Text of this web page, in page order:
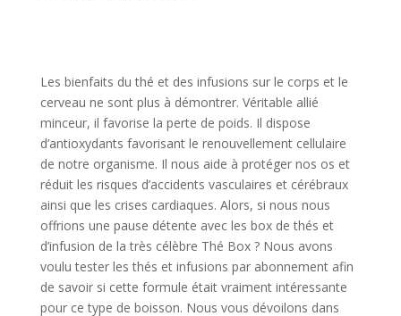
Les bienfaits du thé et des infusions sur le corps et le
cerveau ne sont plus à démontrer. Véritable allié
minceur, il favorise la perte de poids. Il dispose
d’antioxydants favorisant le renouvellement cellulaire
de notre organisme. Il nous aide à protéger nos os et
réduit les risques d’accidents vasculaires et cérébraux
ainsi que les crises cardiaques. Alors, si nous nous
offrions une pause détente avec les box de thés et
d’infusion de la très célèbre Thé Box ? Nous avons
voulu tester les thés et infusions par abonnement afin
de savoir si cette formule était vraiment intéressante
pour ce type de boisson. Nous vous dévoilons dans